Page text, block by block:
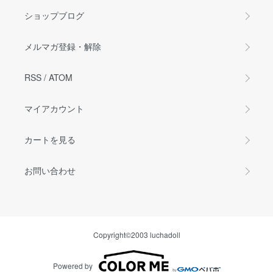
ショップブログ
メルマガ登録・解除
RSS / ATOM
マイアカウント
カートを見る
お問い合わせ
Copyright©2003 luchadoll
Powered by